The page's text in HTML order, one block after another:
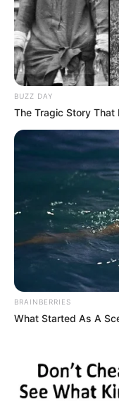
BUZZ DAY
The Tragic Story That
BRAINBERRIES
What Started As A